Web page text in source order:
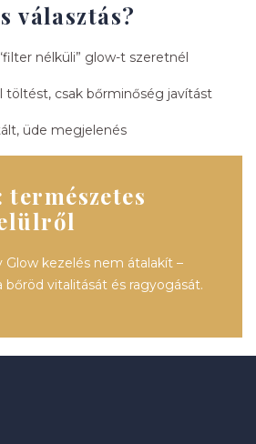
választás?
nélküli” glow-t szeretnél
töltést, csak bőrminőség javítást
üde megjelenés
természetes
Glow kezelés nem átalakít –
bőröd vitalitását és ragyogását.